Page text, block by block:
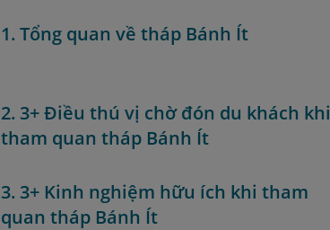
1. Tổng quan về tháp Bánh Ít
2. 3+ Điều thú vị chờ đón du khách khi
tham quan tháp Bánh Ít
3. 3+ Kinh nghiệm hữu ích khi tham
quan tháp Bánh Ít